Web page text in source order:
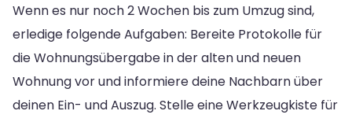
Wenn es nur noch 2 Wochen bis zum Umzug sind,
erledige folgende Aufgaben: Bereite Protokolle für
die Wohnungsübergabe in der alten und neuen
Wohnung vor und informiere deine Nachbarn über
deinen Ein- und Auszug. Stelle eine Werkzeugkiste für